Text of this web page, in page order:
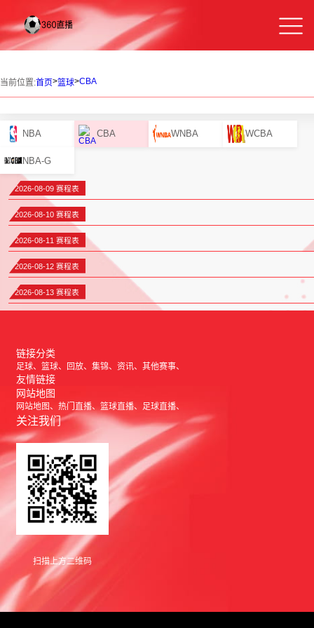
当前位置:首页>篮球>CBA
NBA CBA WNBA WCBA
NBA-G
2026-08-09 赛程表
2026-08-10 赛程表
2026-08-11 赛程表
2026-08-12 赛程表
2026-08-13 赛程表
链接分类
足球 篮球 回放 集锦 资讯 其他赛事
友情链接
网站地图
网站地图 热门直播 篮球直播 足球直播
关注我们
扫描上方二维码